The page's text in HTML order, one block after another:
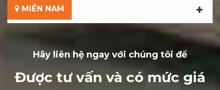
MIỀN NAM
Hãy liên hệ ngay với chúng tôi để
Được tư vấn và có mức giá